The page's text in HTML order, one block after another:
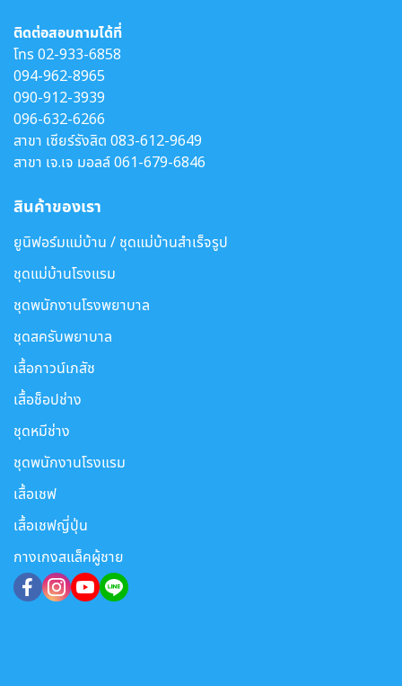
ติดต่อสอบถามได้ที่
โทร02-933-6858
094-962-8965
090-912-3939
096-632-6266
สาขา เซียร์รังสิต 083-612-9649
สาขา เจ.เจ มอลล์061-679-6846
สินค้าของเรา
ยูนิฟอร์มแม่บ้าน / ชุดแม่บ้านสำเร็จรูป
ชุดแม่บ้านโรงแรม
ชุดพนักงานโรงพยาบาล
ชุดสครับพยาบาล
เสื้อกาวน์เภสัช
เสื้อช็อปช่าง
ชุดหมีช่าง
ชุดพนักงานโรงแรม
เสื้อเชฟ
เสื้อเชฟญี่ปุ่น
กางเกงสแล็คผู้ชาย